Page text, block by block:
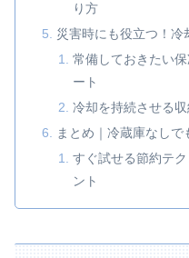
り方
災害時にも役立つ！冷
常備しておきたい
ート
冷却を持続させる
まとめ｜冷蔵庫なし
すぐ試せる節約テ
ント